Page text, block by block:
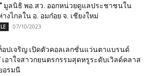
มูลนิธิ พอ.สว. ออกหน่วยดูแลประชาชนใน
งไกลใน อ. อมก๋อย จ. เชียงใหม่
07/10/2023
ปเจริญ เปิดตัวคอลเลกชั่นแว่นตาแบรนด์
เอาใจสาวกยนตรกรรมสุดหรูระดับเวิลด์คลาส
อรมนี